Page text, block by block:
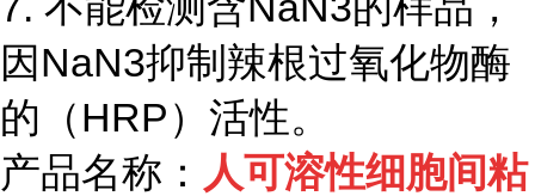
因NaN3抑制辣根过氧化物酶
的（HRP）活性。
产品名称： 人可溶性细胞间粘